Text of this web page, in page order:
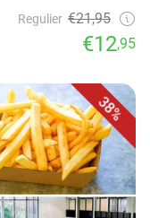
Regulier €21,95
€12,95
38%